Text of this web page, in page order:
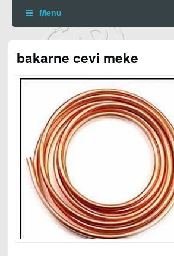
Menu
bakarne cevi meke